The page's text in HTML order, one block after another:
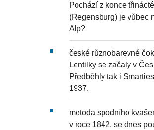
Pochází z konce
(Regensburg) je vůbec
Alp?
české různobarevné
Lentilky se začaly v
Předběhly tak i
1937.
metoda spodního
v roce 1842, se dnes